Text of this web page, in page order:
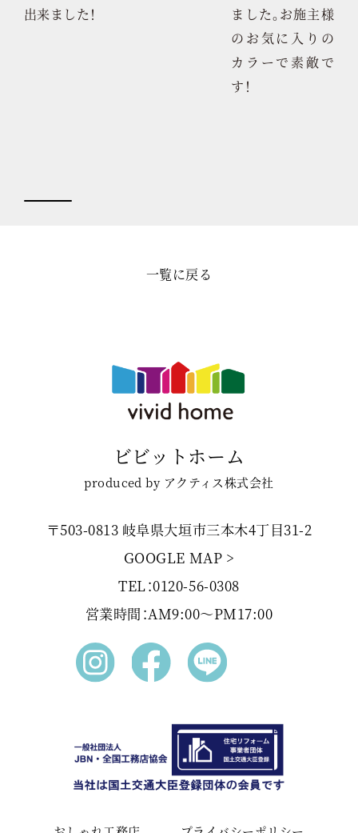
出来ました！
ました。お施主様
のお気に入りの
カラーで素敵で
す！
一覧に戻る
ビビットホーム
produced by アクティス株式会社
〒503-0813 岐阜県大垣市三本木4丁目31-2
GOOGLE MAP >
TEL：0120-56-0308
営業時間：AM9:00〜PM17:00